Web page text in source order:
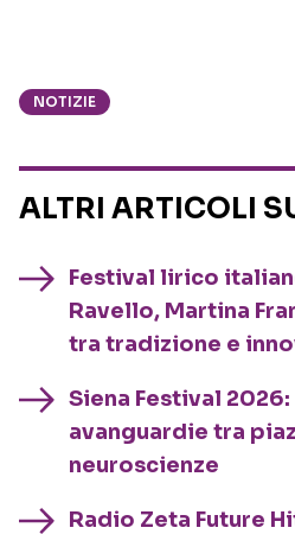
NOTIZIE
ALTRI ARTICOLI
Festival lirico
Ravello, Martina
tra tradizione e
Siena Festival
avanguardie tra
neuroscienze
Radio Zeta Future